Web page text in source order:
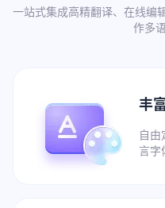
一站式集成高精翻译、在线编
作多
丰
自
言字